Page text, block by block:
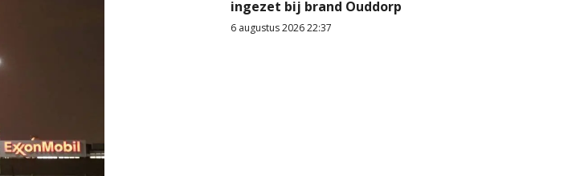
ingezet bij brand Ouddorp
6 augustus 2026 22:37